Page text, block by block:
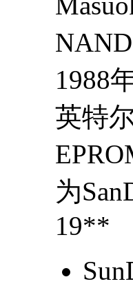
NAND
1988
英特
为
19**